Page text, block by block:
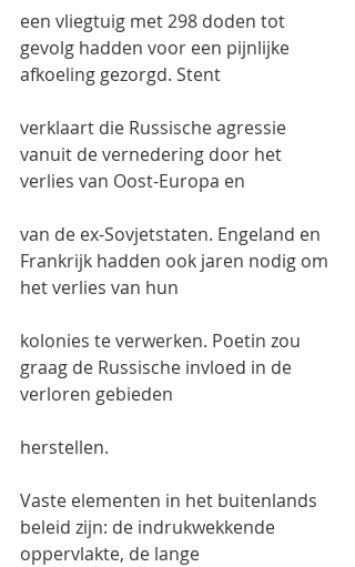
een vliegtuig met 298 doden tot
gevolg hadden voor een pijnlijke
afkoeling gezorgd. Stent
verklaart die Russische agressie
vanuit de vernedering door het
verlies van Oost-Europa en
van de ex-Sovjetstaten. Engeland en
Frankrijk hadden ook jaren nodig om
het verlies van hun
kolonies te verwerken. Poetin zou
graag de Russische invloed in de
verloren gebieden
herstellen.
Vaste elementen in het buitenlands
beleid zijn: de indrukwekkende
oppervlakte, de lange